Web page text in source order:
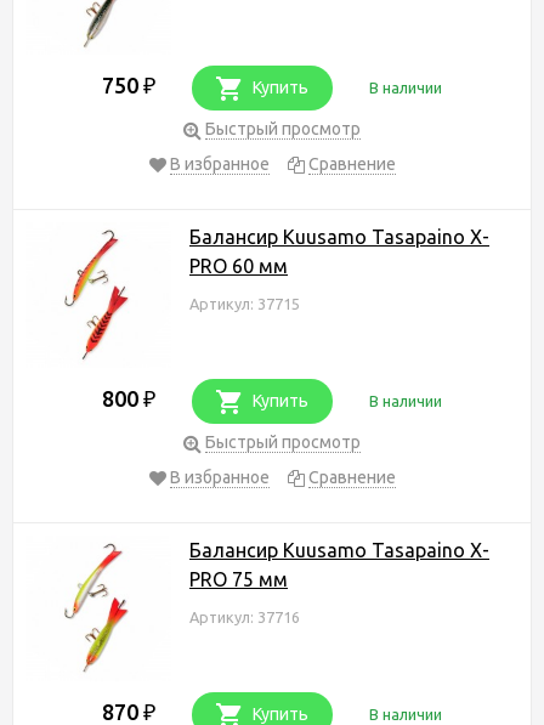
750 ₽ Купить В наличии
Быстрый просмотр
В избранное
Сравнение
Балансир Kuusamo Tasapaino X-
PRO 60 мм
Артикул: 37715
800 ₽ Купить В наличии
Быстрый просмотр
В избранное
Сравнение
Балансир Kuusamo Tasapaino X-
PRO 75 мм
Артикул: 37716
870 ₽ Купить В наличии